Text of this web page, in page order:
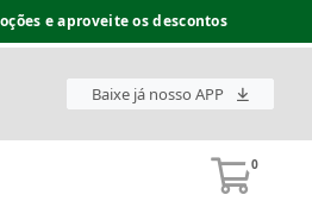
e aproveite os descontos
Baixe já nosso APP
0